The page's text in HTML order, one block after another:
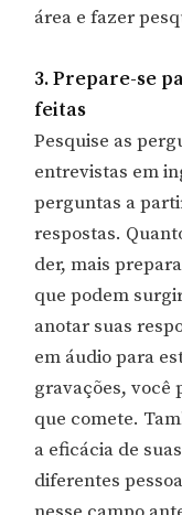
área e fazer
3. Prepare-se
feitas
Pesquise as
entrevistas em
perguntas a
respostas.
der, mais
que podem
anotar suas
em áudio para
gravações, você
que comete.
a eficácia de
diferentes